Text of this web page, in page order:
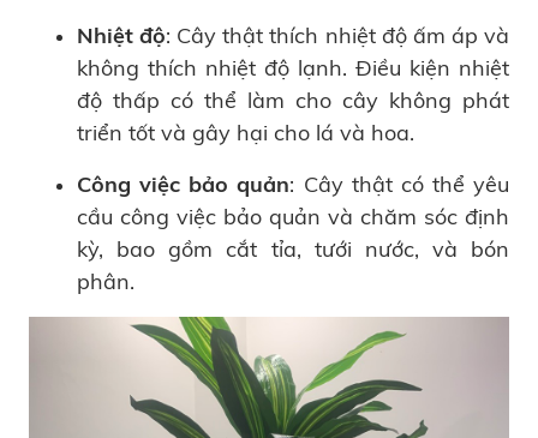
Nhiệt độ: Cây thật thích nhiệt độ ấm áp và
không thích nhiệt độ lạnh. Điều kiện nhiệt
độ thấp có thể làm cho cây không phát
triển tốt và gây hại cho lá và hoa.
Công việc bảo quản: Cây thật có thể yêu
cầu công việc bảo quản và chăm sóc định
kỳ, bao gồm cắt tỉa, tưới nước, và bón
phân.